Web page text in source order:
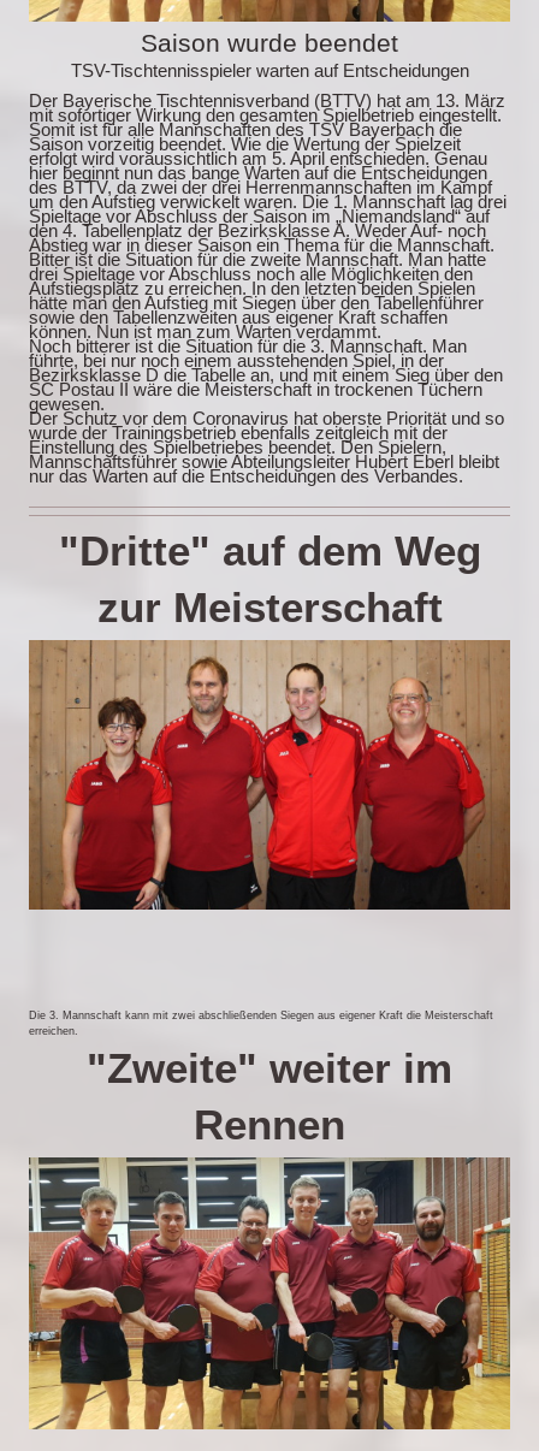
Saison wurde beendet
TSV-Tischtennisspieler warten auf Entscheidungen
Der Bayerische Tischtennisverband (BTTV) hat am 13. März
mit sofortiger Wirkung den gesamten Spielbetrieb eingestellt.
Somit ist für alle Mannschaften des TSV Bayerbach die
Saison vorzeitig beendet. Wie die Wertung der Spielzeit
erfolgt wird voraussichtlich am 5. April entschieden. Genau
hier beginnt nun das bange Warten auf die Entscheidungen
des BTTV, da zwei der drei Herrenmannschaften im Kampf
um den Aufstieg verwickelt waren. Die 1. Mannschaft lag drei
Spieltage vor Abschluss der Saison im „Niemandsland“ auf
den 4. Tabellenplatz der Bezirksklasse A. Weder Auf- noch
Abstieg war in dieser Saison ein Thema für die Mannschaft.
Bitter ist die Situation für die zweite Mannschaft. Man hatte
drei Spieltage vor Abschluss noch alle Möglichkeiten den
Aufstiegsplatz zu erreichen. In den letzten beiden Spielen
hätte man den Aufstieg mit Siegen über den Tabellenführer
sowie den Tabellenzweiten aus eigener Kraft schaffen
können. Nun ist man zum Warten verdammt.
Noch bitterer ist die Situation für die 3. Mannschaft. Man
führte, bei nur noch einem ausstehenden Spiel, in der
Bezirksklasse D die Tabelle an, und mit einem Sieg über den
SC Postau II wäre die Meisterschaft in trockenen Tüchern
gewesen.
Der Schutz vor dem Coronavirus hat oberste Priorität und so
wurde der Trainingsbetrieb ebenfalls zeitgleich mit der
Einstellung des Spielbetriebes beendet. Den Spielern,
Mannschaftsführer sowie Abteilungsleiter Hubert Eberl bleibt
nur das Warten auf die Entscheidungen des Verbandes.
"Dritte" auf dem Weg
zur Meisterschaft
Die 3. Mannschaft kann mit zwei abschließenden Siegen aus eigener Kraft die Meisterschaft
erreichen.
"Zweite" weiter im
Rennen